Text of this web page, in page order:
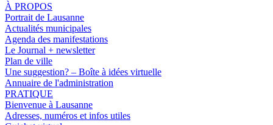
À PROPOS
Portrait de Lausanne
Actualités municipales
Agenda des manifestations
Le Journal + newsletter
Plan de ville
Une suggestion? – Boîte à idées virtuelle
Annuaire de l'administration
PRATIQUE
Bienvenue à Lausanne
Adresses, numéros et infos utiles